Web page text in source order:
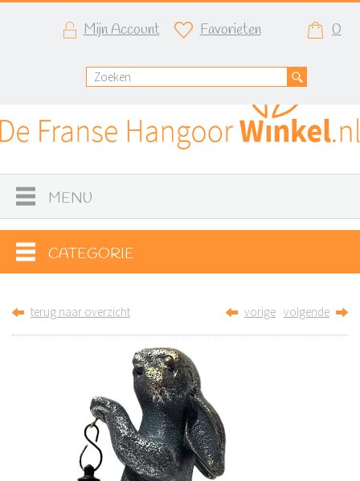
Mijn Account Favorieten 0
MENU
CATEGORIE
terug naar overzicht vorige volgende